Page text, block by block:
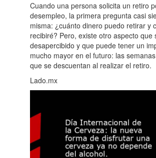
Cuando una persona solicita un retiro
desempleo, la primera pregunta casi
misma: ¿cuánto dinero puedo retirar y
recibiré? Pero, existe otro aspecto que
desapercibido y que puede tener un
mucho mayor en el futuro: las
que se descuentan al realizar el retiro.
Lado.mx